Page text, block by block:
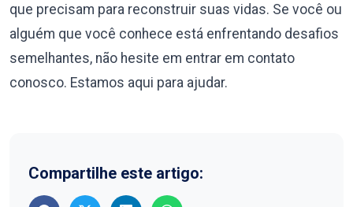
que precisam para reconstruir suas vidas. Se você ou
alguém que você conhece está enfrentando desafios
semelhantes, não hesite em entrar em contato
conosco. Estamos aqui para ajudar.
Compartilhe este artigo: